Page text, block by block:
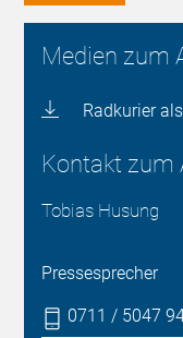
Medien zum
Radkurier
Kontakt zum
Tobias Husung
Pressesprecher
0711 / 5047